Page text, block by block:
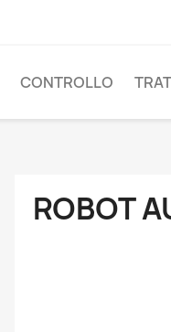
CONTROLLO
ROBOT